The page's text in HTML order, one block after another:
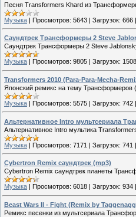
Песня Transformers Khard из
Музыка | Просмотров: 5643 | Загрузок: 666 |
Саундтрек Трансформеры 2 Steve
Саундтрек Трансформеры 2 Steve
Музыка Просмотров: 9805 Загрузок: 1508
Transformers 2010 (Para-Para-Mecha-
Японский ремикс на тему Трансформеров
Музыка | Просмотров: 5575 | Загрузок: 742 |
Альтернативное Intro мультсериала
Альтернативное Intro мультика
Музыка | Просмотров: 7171 | Загрузок: 741 |
Cybertron Remix саундтрек (mp3)
Cybertron Remix саундтрек планеты
Музыка | Просмотров: 6018 | Загрузок: 934 |
Beast Wars II - Fight (Remix by
Ремикс песенки из мультсериала